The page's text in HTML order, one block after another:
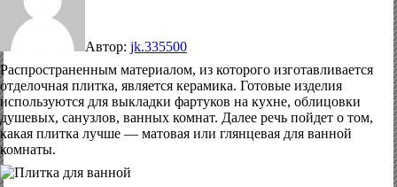
Автор: jk.335500
Распространенным материалом, из которого изготавливается
отделочная плитка, является керамика. Готовые изделия
используются для выкладки фартуков на кухне, облицовки
душевых, санузлов, ванных комнат. Далее речь пойдет о том,
какая плитка лучше — матовая или глянцевая для ванной
комнаты.